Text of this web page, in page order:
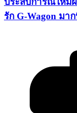
รัก G-Wagon มา